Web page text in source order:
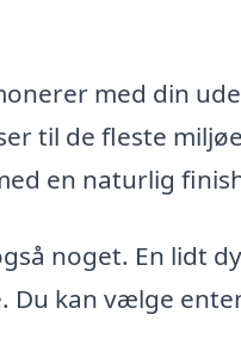
med din
til de fleste
en naturlig
noget. En lidt
Du kan vælge